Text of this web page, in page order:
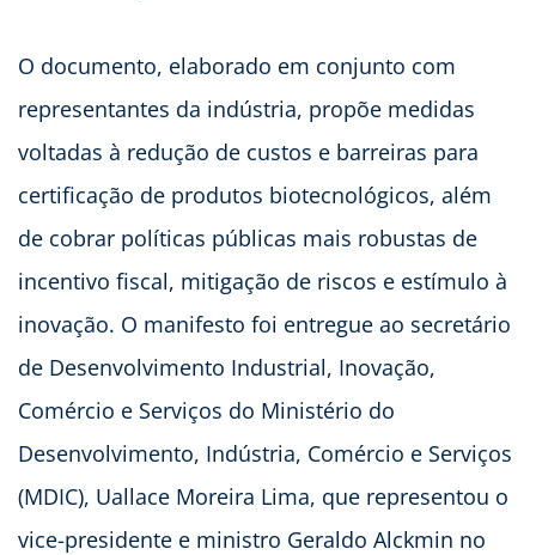
O documento, elaborado em conjunto com
representantes da indústria, propõe medidas
voltadas à redução de custos e barreiras para
certificação de produtos biotecnológicos, além
de cobrar políticas públicas mais robustas de
incentivo fiscal, mitigação de riscos e estímulo à
inovação. O manifesto foi entregue ao secretário
de Desenvolvimento Industrial, Inovação,
Comércio e Serviços do Ministério do
Desenvolvimento, Indústria, Comércio e Serviços
(MDIC), Uallace Moreira Lima, que representou o
vice-presidente e ministro Geraldo Alckmin no